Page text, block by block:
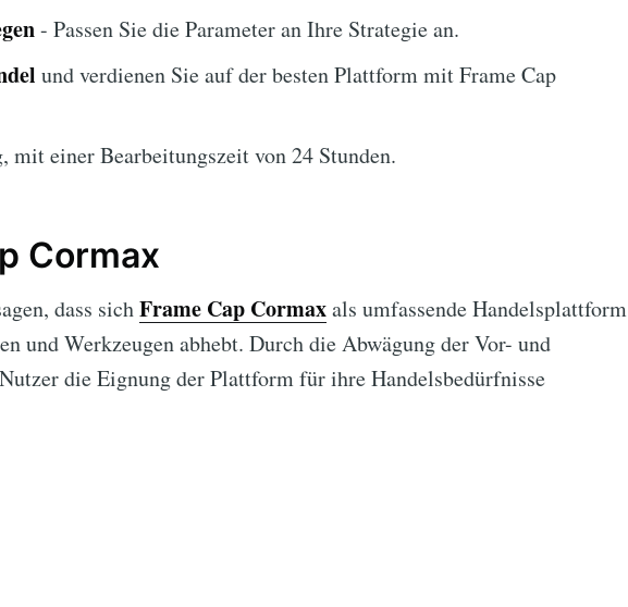
- Passen Sie die Parameter an Ihre Strategie an.
und verdienen Sie auf der besten Plattform mit Frame Cap
mit einer Bearbeitungszeit von 24 Stunden.
Cormax
dass sichFrame Cap Cormaxals umfassende Handelsplattform
und Werkzeugen abhebt. Durch die Abwägung der Vor- und
die Eignung der Plattform für ihre Handelsbedürfnisse